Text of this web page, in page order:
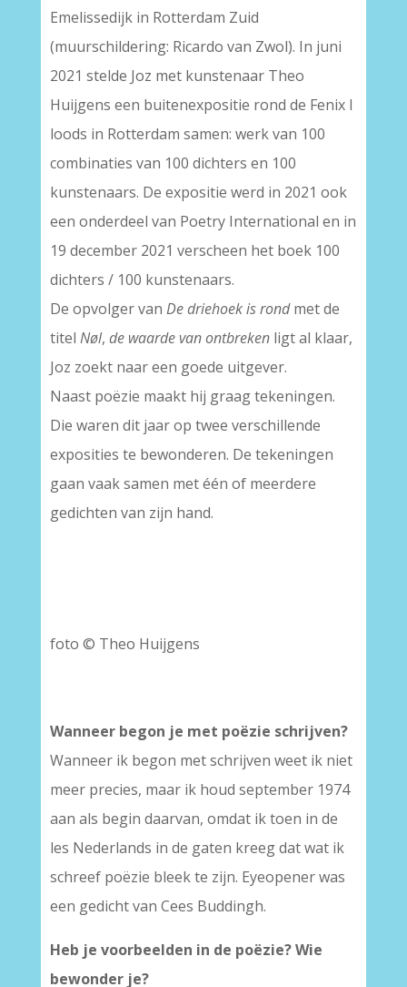
Emelissedijk in Rotterdam Zuid
(muurschildering: Ricardo van Zwol). In juni
2021 stelde Joz met kunstenaar Theo
Huijgens een buitenexpositie rond de Fenix I
loods in Rotterdam samen: werk van 100
combinaties van 100 dichters en 100
kunstenaars. De expositie werd in 2021 ook
een onderdeel van Poetry International en in
19 december 2021 verscheen het boek 100
dichters / 100 kunstenaars.
De opvolger van De driehoek is rondmet de
titel Nøl, de waarde van ontbrekenligt al klaar,
Joz zoekt naar een goede uitgever.
Naast poëzie maakt hij graag tekeningen.
Die waren dit jaar op twee verschillende
exposities te bewonderen. De tekeningen
gaan vaak samen met één of meerdere
gedichten van zijn hand.
foto © Theo Huijgens
Wanneer begon je met poëzie schrijven?
Wanneer ik begon met schrijven weet ik niet
meer precies, maar ik houd september 1974
aan als begin daarvan, omdat ik toen in de
les Nederlands in de gaten kreeg dat wat ik
schreef poëzie bleek te zijn. Eyeopener was
een gedicht van Cees Buddingh.
Heb je voorbeelden in de poëzie? Wie
bewonder je?